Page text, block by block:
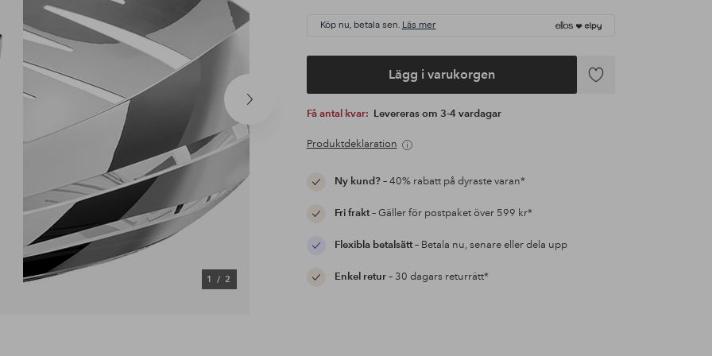
Nästa
1/ 2
Köp nu, betala sen. Läs mer
Lägg i varukorgen
Lägg
Få antal kvar: Levereras om 3-4 vardagar
Produktdeklaration
Ny kund?– 40% rabatt på dyraste varan*
Fri frakt– Gäller för postpaket över 599 kr*
Flexibla betalsätt– Betala nu, senare eller dela upp
Enkel retur– 30 dagars returrätt*